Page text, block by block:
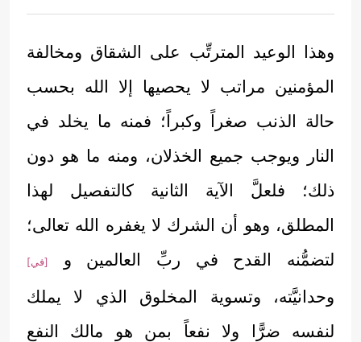
وهذا الوعيد المترتِّب على الشقاق ومخالفة
المؤمنين مراتب لا يحصيها إلا الله بحسب
حالة الذنب صغراً وكبراً؛ فمنه ما يخلد في
النار ويوجب جميع الخذلان، ومنه ما هو دون
ذلك؛ فلعلَّ الآية الثانية كالتفصيل لهذا
المطلق، وهو أن الشرك لا يغفره الله تعالى؛
لتضمُّنه القدح في ربِّ العالمين و
[في]
وحدانيَّته، وتسوية المخلوق الذي لا يملك
لنفسه ضرًّا ولا نفعاً بمن هو مالك النفعِ